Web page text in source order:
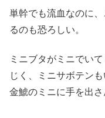
単幹でも流血なのに
るのも恐ろしい。
ミニブタがミニでい
じく、ミニサボテン
金鯱のミニに手を出さ